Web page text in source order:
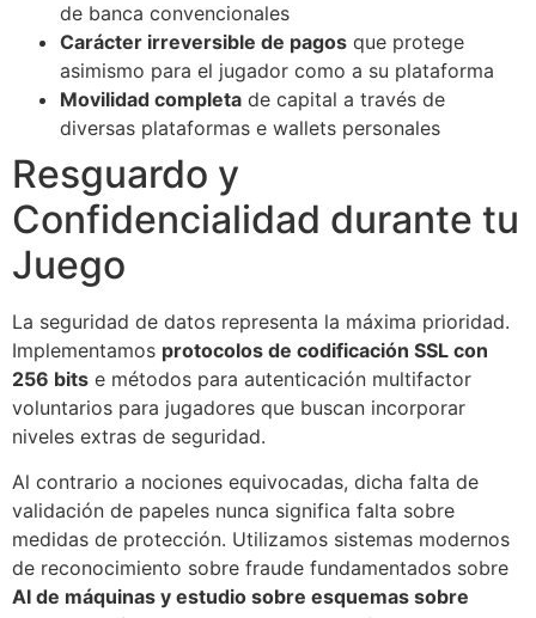
de banca convencionales
Carácter irreversible de pagos que protege
asimismo para el jugador como a su plataforma
Movilidad completa de capital a través de
diversas plataformas e wallets personales
Resguardo y
Confidencialidad durante tu
Juego
La seguridad de datos representa la máxima prioridad.
Implementamos protocolos de codificación SSL con
256 bits e métodos para autenticación multifactor
voluntarios para jugadores que buscan incorporar
niveles extras de seguridad.
Al contrario a nociones equivocadas, dicha falta de
validación de papeles nunca significa falta sobre
medidas de protección. Utilizamos sistemas modernos
de reconocimiento sobre fraude fundamentados sobre
AI de máquinas y estudio sobre esquemas sobre